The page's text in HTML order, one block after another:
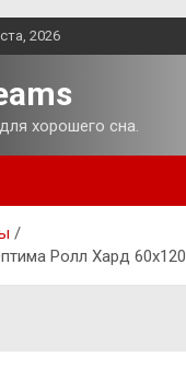
2026
хорошего сна.
Ролл Хард 60х120